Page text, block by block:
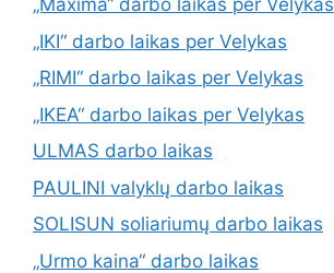
„Maxima“ darbo laikas per Velykas
„IKI“ darbo laikas per Velykas
„RIMI“ darbo laikas per Velykas
„IKEA“ darbo laikas per Velykas
ULMAS darbo laikas
PAULINI valyklų darbo laikas
SOLISUN soliariumų darbo laikas
„Urmo kaina“ darbo laikas